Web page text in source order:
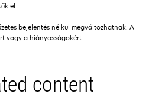
el.
bejelentés nélkül megváltozhatnak. A
vagy a hiányosságokért.
content